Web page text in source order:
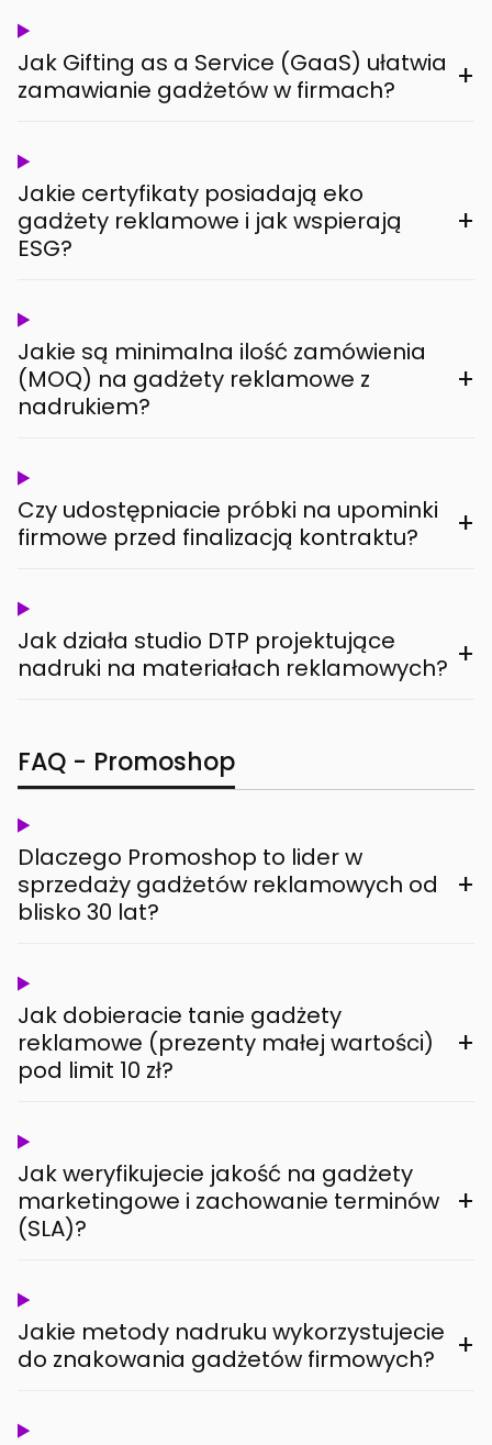
Jak Gifting as a Service (GaaS) ułatwia
zamawianie gadżetów w firmach?
+
Jakie certyfikaty posiadają eko
gadżety reklamowe i jak wspierają
ESG?
+
Jakie są minimalna ilość zamówienia
(MOQ) na gadżety reklamowe z
nadrukiem?
+
Czy udostępniacie próbki na upominki
firmowe przed finalizacją kontraktu?
+
Jak działa studio DTP projektujące
nadruki na materiałach reklamowych? +
FAQ - Promoshop
Dlaczego Promoshop to lider w
sprzedaży gadżetów reklamowych od
blisko 30 lat?
+
Jak dobieracie tanie gadżety
reklamowe (prezenty małej wartości)
pod limit 10 zł?
+
Jak weryfikujecie jakość na gadżety
marketingowe i zachowanie terminów
(SLA)?
+
Jakie metody nadruku wykorzystujecie
do znakowania gadżetów firmowych?
+